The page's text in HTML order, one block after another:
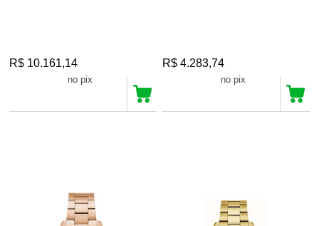
R$ 10.161,14
no pix
R$ 4.283,74
no pix